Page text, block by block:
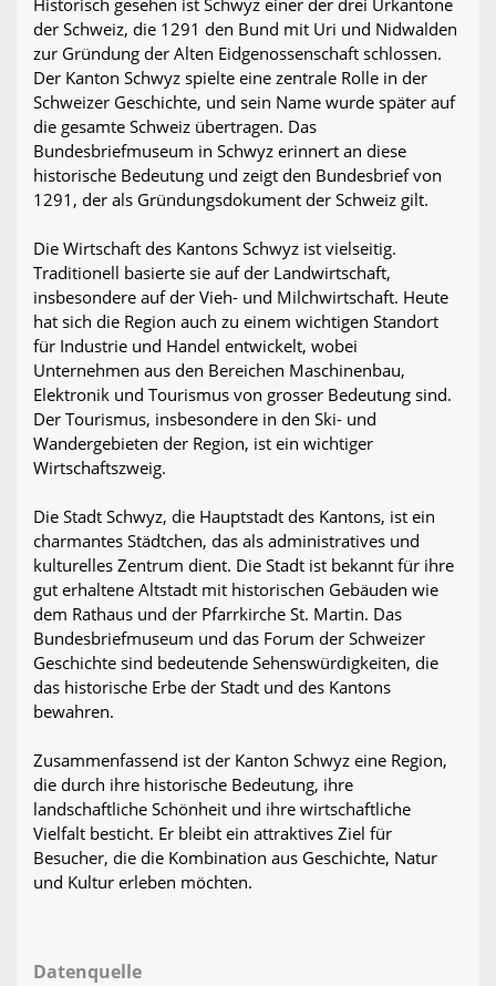
Historisch gesehen ist Schwyz einer der drei Urkantone
der Schweiz, die 1291 den Bund mit Uri und Nidwalden
zur Gründung der Alten Eidgenossenschaft schlossen.
Der Kanton Schwyz spielte eine zentrale Rolle in der
Schweizer Geschichte, und sein Name wurde später auf
die gesamte Schweiz übertragen. Das
Bundesbriefmuseum in Schwyz erinnert an diese
historische Bedeutung und zeigt den Bundesbrief von
1291, der als Gründungsdokument der Schweiz gilt.
Die Wirtschaft des Kantons Schwyz ist vielseitig.
Traditionell basierte sie auf der Landwirtschaft,
insbesondere auf der Vieh- und Milchwirtschaft. Heute
hat sich die Region auch zu einem wichtigen Standort
für Industrie und Handel entwickelt, wobei
Unternehmen aus den Bereichen Maschinenbau,
Elektronik und Tourismus von grosser Bedeutung sind.
Der Tourismus, insbesondere in den Ski- und
Wandergebieten der Region, ist ein wichtiger
Wirtschaftszweig.
Die Stadt Schwyz, die Hauptstadt des Kantons, ist ein
charmantes Städtchen, das als administratives und
kulturelles Zentrum dient. Die Stadt ist bekannt für ihre
gut erhaltene Altstadt mit historischen Gebäuden wie
dem Rathaus und der Pfarrkirche St. Martin. Das
Bundesbriefmuseum und das Forum der Schweizer
Geschichte sind bedeutende Sehenswürdigkeiten, die
das historische Erbe der Stadt und des Kantons
bewahren.
Zusammenfassend ist der Kanton Schwyz eine Region,
die durch ihre historische Bedeutung, ihre
landschaftliche Schönheit und ihre wirtschaftliche
Vielfalt besticht. Er bleibt ein attraktives Ziel für
Besucher, die die Kombination aus Geschichte, Natur
und Kultur erleben möchten.
Datenquelle